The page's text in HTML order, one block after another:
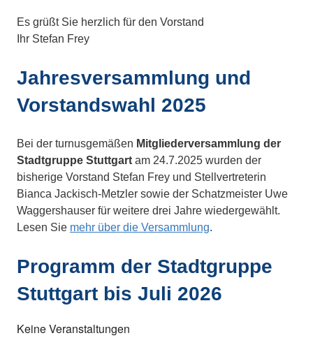
Es grüßt Sie herzlich für den Vorstand
Ihr Stefan Frey
Jahresversammlung und
Vorstandswahl 2025
Bei der turnusgemäßen Mitgliederversammlung der
Stadtgruppe Stuttgart am 24.7.2025 wurden der
bisherige Vorstand Stefan Frey und Stellvertreterin
Bianca Jackisch-Metzler sowie der Schatzmeister Uwe
Waggershauser für weitere drei Jahre wiedergewählt.
Lesen Sie mehr über die Versammlung.
Programm der Stadtgruppe
Stuttgart bis Juli 2026
Keine Veranstaltungen